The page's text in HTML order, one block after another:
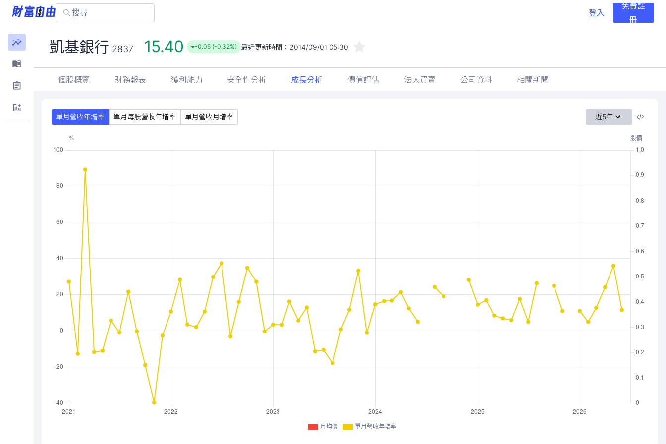
登入
免費註
冊
凱基銀行 2837 15.40 -0.05 (-0.32%) 最近更新時間： 2014/09/01 05:30
個股概覽 財務報表 獲利能力 安全性分析 成長分析 價值評估 法人買賣 公司資料 相關新聞
單月營收年增率 單月每股營收年增率 單月營收月增率 近5年
月均價 單月營收年增率